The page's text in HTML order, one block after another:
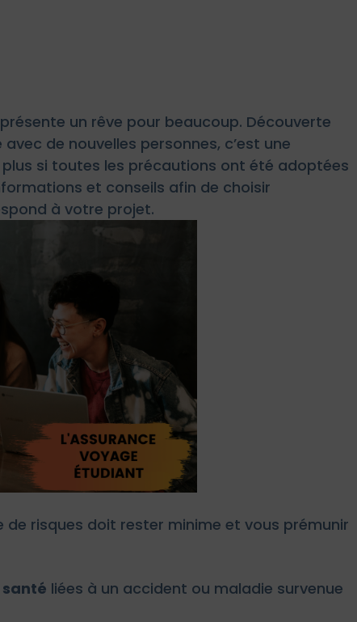
un rêve pour beaucoup. Découverte
de nouvelles personnes, c’est une
plus si toutes les précautions ont été adoptées
et conseils afin de choisir
à votre projet.
de risques doit rester minime et vous prémunir
liées à un accident ou maladie survenue